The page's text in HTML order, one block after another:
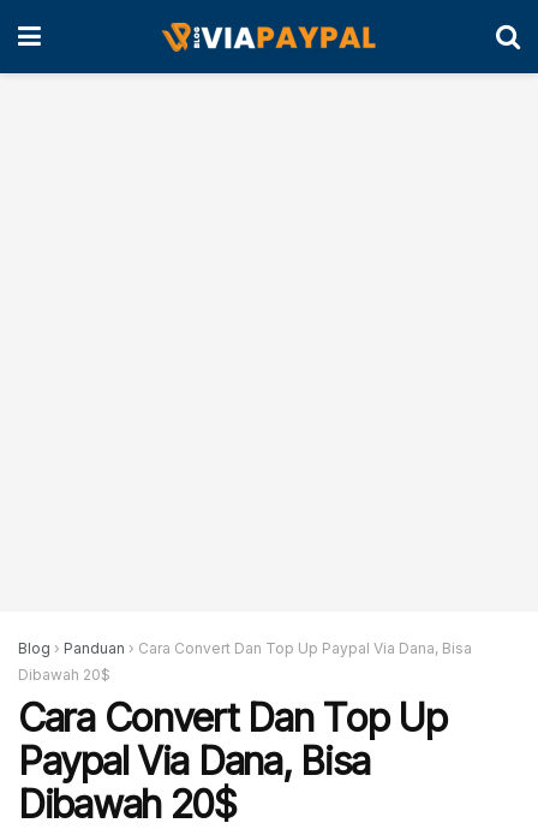
Blog › Panduan › Cara Convert Dan Top Up Paypal Via Dana, Bisa
Dibawah 20$
Cara Convert Dan Top Up
Paypal Via Dana, Bisa
Dibawah 20$